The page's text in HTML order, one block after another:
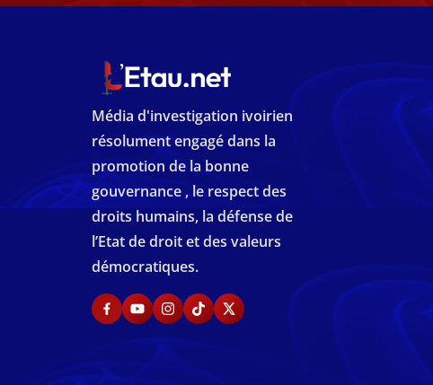
Média d'investigation ivoirien
résolument engagé dans la
promotion de la bonne
gouvernance , le respect des
droits humains, la défense de
l’Etat de droit et des valeurs
démocratiques.